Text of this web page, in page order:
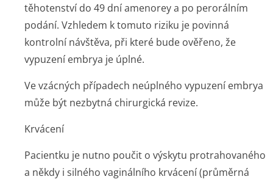
těhotenství do 49 dní amenorey a po perorálním
podání. Vzhledem k tomuto riziku je povinná
kontrolní návštěva, při které bude ověřeno, že
vypuzení embrya je úplné.
Ve vzácných případech neúplného vypuzení embrya
může být nezbytná chirurgická revize.
Krvácení
Pacientku je nutno poučit o výskytu protrahovaného
a někdy i silného vaginálního krvácení (průměrná